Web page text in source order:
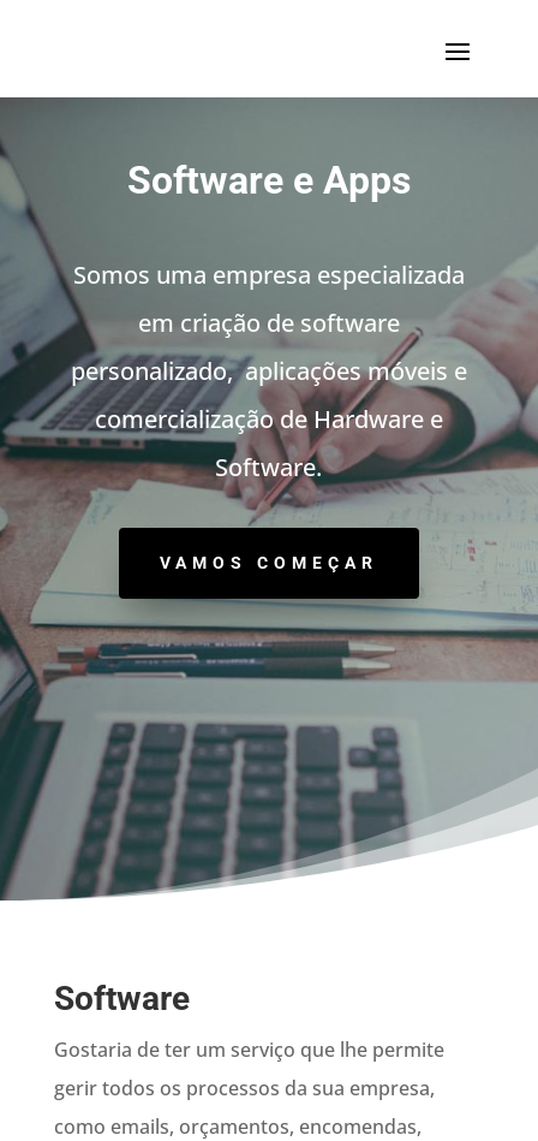
Software e Apps
Somos uma empresa especializada
em criação de software
personalizado, aplicações móveis e
comercialização de Hardware e
Software.
VAMOS COMEÇAR
Software
Gostaria de ter um serviço que lhe permite
gerir todos os processos da sua empresa,
como emails, orçamentos, encomendas,